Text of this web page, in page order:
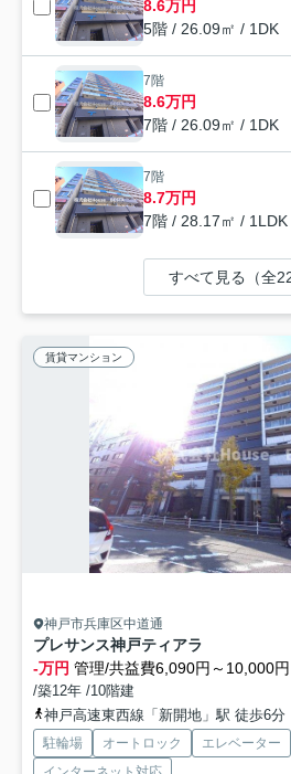
8.6万円
5階 / 26.09㎡ / 1DK
7階
8.6万円
7階 / 26.09㎡ / 1DK
7階
8.7万円
7階 / 28.17㎡ / 1LDK
すべて見る（全22
賃貸マンション
神戸市兵庫区中道通
プレサンス神戸ティアラ
-万円 管理/共益費6,090円～10,000円
/築12年 /10階建
神戸高速東西線「新開地」駅 徒歩6分
駐輪場 オートロック エレベーター